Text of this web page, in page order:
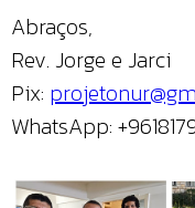
Abraços,
Rev. Jorge e Jarci
Pix:
WhatsApp: